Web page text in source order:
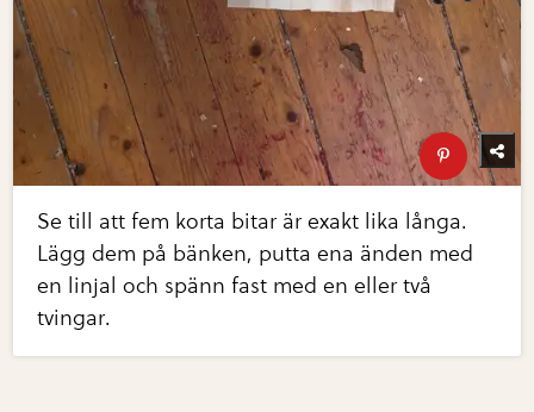
Se till att fem korta bitar är exakt lika långa.
Lägg dem på bänken, putta ena änden med
en linjal och spänn fast med en eller två
tvingar.